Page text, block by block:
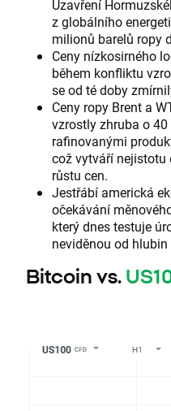
Uzavření
z globálního
milionů barelů ropy
Ceny nízkosirného
během konfliktu
se od té doby
Ceny ropy Brent a
vzrostly zhruba o
rafinovanými
což vytváří
růstu cen.
Jestřábí americká
očekávání
který dnes testuje
neviděnou od
Bitcoin vs.